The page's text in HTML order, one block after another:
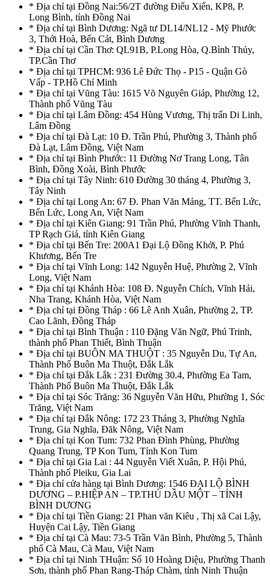
* Địa chỉ tại Đồng Nai:56/2T đường Điểu Xiển, KP8, P.
Long Bình, tỉnh Đồng Nai
* Địa chỉ tại Bình Dương: Ngã tư DL14/NL12 - Mỹ Phước
3, Thới Hoà, Bến Cát, Bình Dương
* Địa chỉ tại Cần Thơ: QL91B, P.Long Hòa, Q.Bình Thủy,
TP.Cần Thơ
* Địa chỉ tại TPHCM: 936 Lê Đức Thọ - P15 - Quận Gò
Vấp - TP.Hồ Chí Minh
* Địa chỉ tại Vũng Tàu: 1615 Võ Nguyên Giáp, Phường 12,
Thành phố Vũng Tàu
* Địa chỉ tại Lâm Đồng: 454 Hùng Vương, Thị trấn Di Linh,
Lâm Đồng
* Địa chỉ tại Đà Lạt: 10 Đ. Trần Phú, Phường 3, Thành phố
Đà Lạt, Lâm Đồng, Việt Nam
* Địa chỉ tại Bình Phước: 11 Đường Nơ Trang Long, Tân
Bình, Đồng Xoài, Bình Phước
* Địa chỉ tại Tây Ninh: 610 Đường 30 tháng 4, Phường 3,
Tây Ninh
* Địa chỉ tại Long An: 67 Đ. Phan Văn Mảng, TT. Bến Lức,
Bến Lức, Long An, Việt Nam
* Địa chỉ tại Kiên Giang: 91 Trần Phú, Phường Vĩnh Thanh,
TP Rạch Giá, tỉnh Kiên Giang
* Địa chỉ tại Bến Tre: 200A1 Đại Lộ Đồng Khởi, P. Phú
Khương, Bến Tre
* Địa chỉ tại Vĩnh Long: 142 Nguyễn Huệ, Phường 2, Vĩnh
Long, Việt Nam
* Địa chỉ tại Khánh Hòa: 108 Đ. Nguyễn Chích, Vĩnh Hải,
Nha Trang, Khánh Hòa, Việt Nam
* Địa chỉ tại Đồng Tháp : 66 Lê Anh Xuân, Phường 2, TP.
Cao Lãnh, Đồng Tháp
* Địa chỉ tại Bình Thuận : 110 Đặng Văn Ngữ, Phú Trinh,
thành phố Phan Thiết, Bình Thuận
* Địa chỉ tại BUÔN MA THUỘT : 35 Nguyễn Du, Tự An,
Thành Phố Buôn Ma Thuột, Đắk Lắk
* Địa chỉ tại Đắk Lắk : 231 Đường 30.4, Phường Ea Tam,
Thành Phố Buôn Ma Thuột, Đắk Lắk
* Địa chỉ tại Sóc Trăng: 36 Nguyễn Văn Hữu, Phường 1, Sóc
Trăng, Việt Nam
* Địa chỉ tại Đắk Nông: 172 23 Tháng 3, Phường Nghĩa
Trung, Gia Nghĩa, Đăk Nông, Việt Nam
* Địa chỉ tại Kon Tum: 732 Phan Đình Phùng, Phường
Quang Trung, TP Kon Tum, Tỉnh Kon Tum
* Địa chỉ tại Gia Lai : 44 Nguyễn Viết Xuân, P. Hội Phú,
Thành phố Pleiku, Gia Lai
* Địa chỉ cửa hàng tại Bình Dương: 1546 ĐẠI LỘ BÌNH
DƯƠNG – P.HIỆP AN – TP.THỦ DẦU MỘT – TỈNH
BÌNH DƯƠNG
* Địa chỉ tại Tiền Giang: 21 Phan văn Kiêu , Thị xã Cai Lậy,
Huyện Cai Lậy, Tiền Giang
* Địa chỉ tại Cà Mau: 73-5 Trần Văn Bình, Phường 5, Thành
phố Cà Mau, Cà Mau, Việt Nam
* Địa chỉ tại Ninh THuận: Số 10 Hoàng Diệu, Phường Thanh
Sơn, thành phố Phan Rang-Tháp Chàm, tỉnh Ninh Thuận